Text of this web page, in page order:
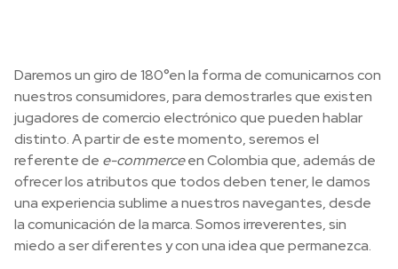
Daremos un giro de 180°en la forma de comunicarnos con
nuestros consumidores, para demostrarles que existen
jugadores de comercio electrónico que pueden hablar
distinto. A partir de este momento, seremos el
referente de e-commerceen Colombia que, además de
ofrecer los atributos que todos deben tener, le damos
una experiencia sublime a nuestros navegantes, desde
la comunicación de la marca. Somos irreverentes, sin
miedo a ser diferentes y con una idea que permanezca.